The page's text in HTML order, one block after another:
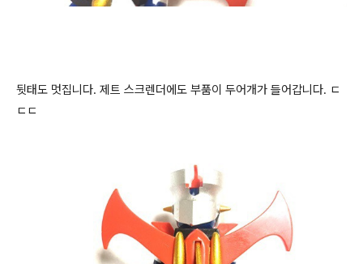
뒷태도 멋집니다. 제트 스크렌더에도 부품이 두어개가 들어갑니다. ㄷ
ㄷㄷ